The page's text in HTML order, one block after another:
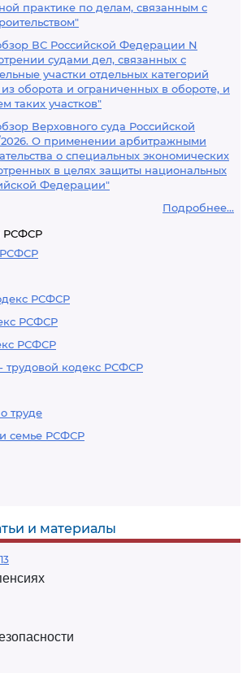
практике по делам, связанным с
ВС Российской Федерации N
судами дел, связанных с
участки отдельных категорий
оборота и ограниченных в обороте, и
таких участков"
Верховного суда Российской
О применении арбитражными
о специальных экономических
в целях защиты национальных
Федерации"
Подробнее...
РСФСР
РСФСР
РСФСР
РСФСР
трудовой кодекс РСФСР
труде
семье РСФСР
и материалы